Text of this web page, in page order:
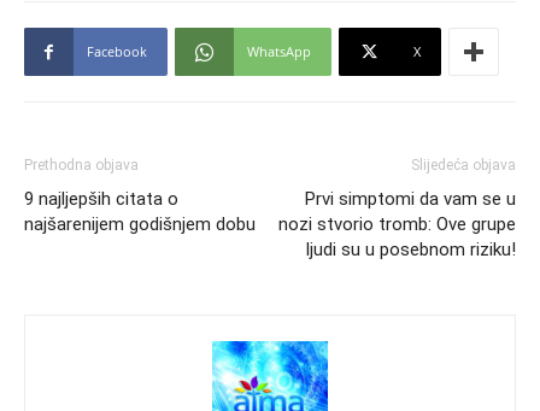
Facebook WhatsApp X
Prethodna objava
9 najljepših citata o
najšarenijem godišnjem dobu
Slijedeća objava
Prvi simptomi da vam se u
nozi stvorio tromb: Ove grupe
ljudi su u posebnom riziku!